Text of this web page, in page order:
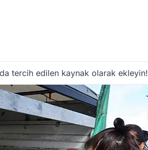
tercih edilen kaynak olarak ekleyin!